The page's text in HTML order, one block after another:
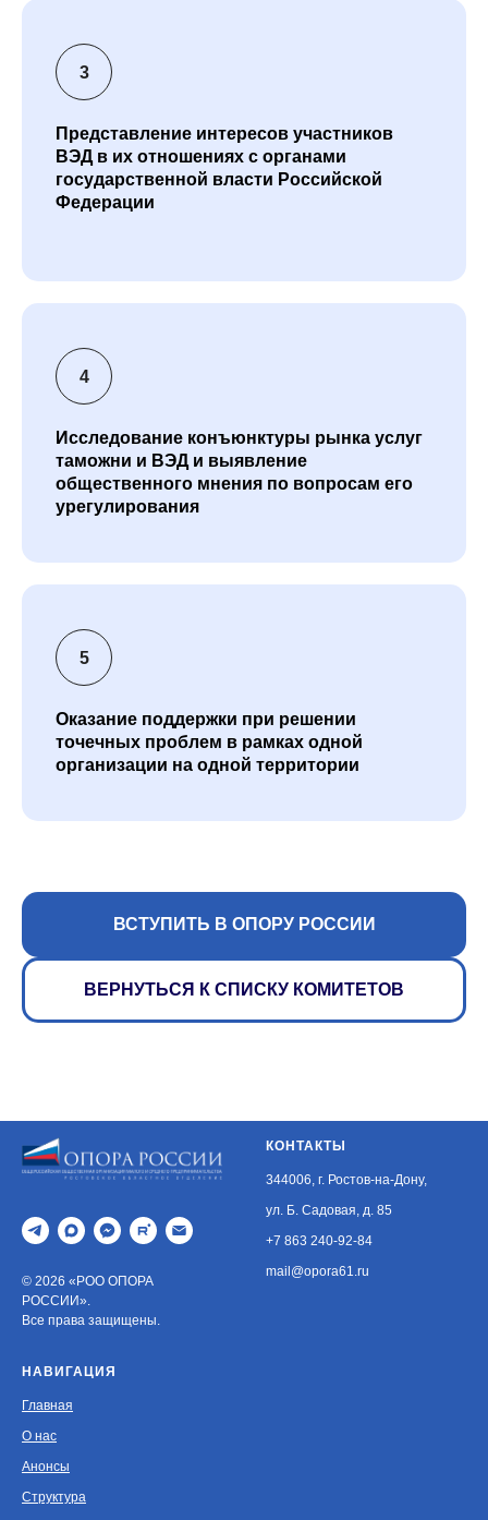
Представление интересов участников
ВЭД в их отношениях с органами
государственной власти Российской
Федерации
Исследование конъюнктуры рынка услуг
таможни и ВЭД и выявление
общественного мнения по вопросам его
урегулирования
Оказание поддержки при решении
точечных проблем в рамках одной
организации на одной территории
ВСТУПИТЬ В ОПОРУ РОССИИ
ВЕРНУТЬСЯ К СПИСКУ КОМИТЕТОВ
© 2026 «РОО ОПОРА
РОССИИ».
Все права защищены.
КОНТАКТЫ
344006, г. Ростов-на-Дону,
ул. Б. Садовая, д. 85
+7 863 240-92-84
mail@opora61.ru
НАВИГАЦИЯ
Главная
О нас
Анонсы
Структура